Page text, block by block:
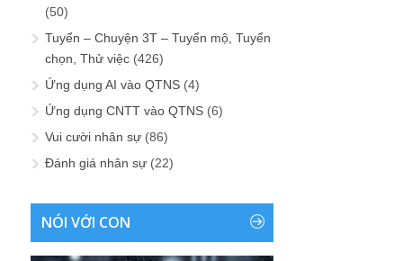
(50)
Tuyển – Chuyện 3T – Tuyển mộ, Tuyển
chọn, Thử việc (426)
Ứng dụng AI vào QTNS (4)
Ứng dụng CNTT vào QTNS (6)
Vui cười nhân sự (86)
Đánh giá nhân sự (22)
NÓI VỚI CON